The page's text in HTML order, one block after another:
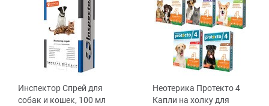
Инспектор Спрей для
собак и кошек, 100 мл
Неотерика Протекто 4
Капли на холку для